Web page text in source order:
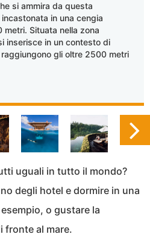
si ammira da questa
in una cengia
Situata nella zona
inserisce in un contesto di
gli oltre 2500 metri
uguali in tutto il mondo?
degli hotel e dormire in una
o gustare la
fronte al mare.